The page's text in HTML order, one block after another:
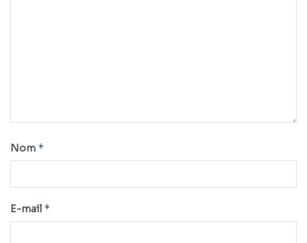
Nom *
E-mail *